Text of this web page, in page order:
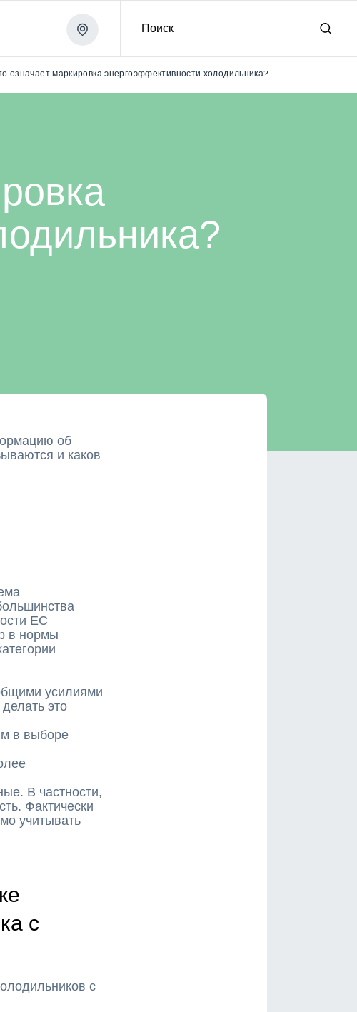
Поиск
означает маркировка энергоэффективности холодильника?
об
и каков
ЕС
в нормы
усилиями
это
в выборе
В частности,
Фактически
учитывать
с
с